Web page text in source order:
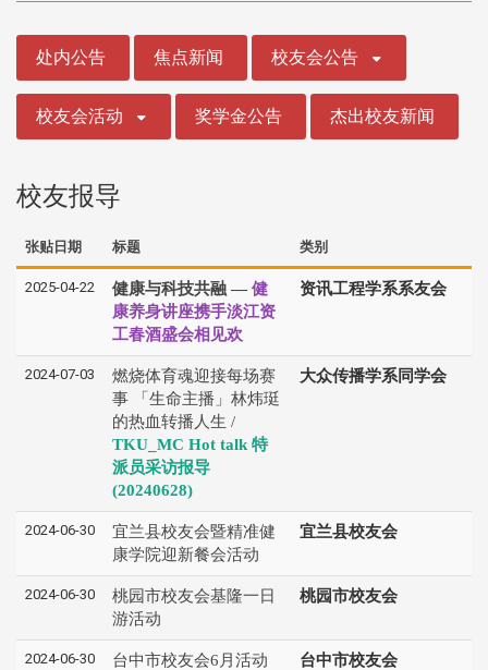
处内公告 焦点新闻 校友会公告
校友会活动 奖学金公告 杰出校友新闻
校友报导
张贴日期 标题 类别
2025-04-22 健康与科技共融 — 健
康养身讲座携手淡江资
工春酒盛会相见欢
资讯工程学系系友会
2024-07-03
燃烧体育魂迎接每场赛
事 「生命主播」林炜珽
的热血转播人生 /
TKU_MC Hot talk 特
派员采访报导
(20240628)
大众传播学系同学会
2024-06-30
宜兰县校友会暨精准健
康学院迎新餐会活动
宜兰县校友会
2024-06-30
桃园市校友会基隆一日
游活动
桃园市校友会
2024-06-30 台中市校友会6月活动 台中市校友会